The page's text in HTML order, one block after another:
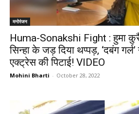
मनोरंजन
Huma-Sonakshi Fight : हुमा
सिन्हा के जड़ दिया थप्पड़, ‘दबंग
एक्ट्रेस की पिटाई! VIDEO
Mohini Bharti - October 28, 2022